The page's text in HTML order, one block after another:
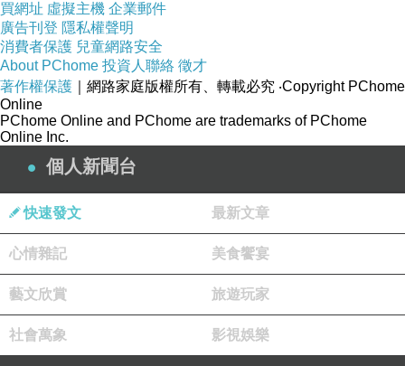
買網址 虛擬主機 企業郵件
廣告刊登 隱私權聲明
消費者保護 兒童網路安全
About PChome 投資人聯絡 徵才
著作權保護 ｜網路家庭版權所有、轉載必究 ‧Copyright PChome
Online
PChome Online and PChome are trademarks of PChome
Online Inc.
個人新聞台
快速發文 最新文章
心情雜記 美食饗宴
藝文欣賞 旅遊玩家
社會萬象 影視娛樂